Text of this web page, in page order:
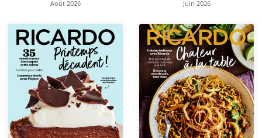
Août 2026 Juin 2026